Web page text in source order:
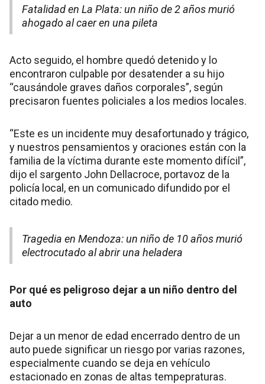
Fatalidad en La Plata: un niño de 2 años murió
ahogado al caer en una pileta
Acto seguido, el hombre quedó detenido y lo
encontraron culpable por desatender a su hijo
“causándole graves daños corporales”, según
precisaron fuentes policiales a los medios locales.
“Este es un incidente muy desafortunado y trágico,
y nuestros pensamientos y oraciones están con la
familia de la víctima durante este momento difícil”,
dijo el sargento John Dellacroce, portavoz de la
policía local, en un comunicado difundido por el
citado medio.
Tragedia en Mendoza: un niño de 10 años murió
electrocutado al abrir una heladera
Por qué es peligroso dejar a un niño dentro del
auto
Dejar a un menor de edad encerrado dentro de un
auto puede significar un riesgo por varias razones,
especialmente cuando se deja en vehículo
estacionado en zonas de altas tempepraturas.